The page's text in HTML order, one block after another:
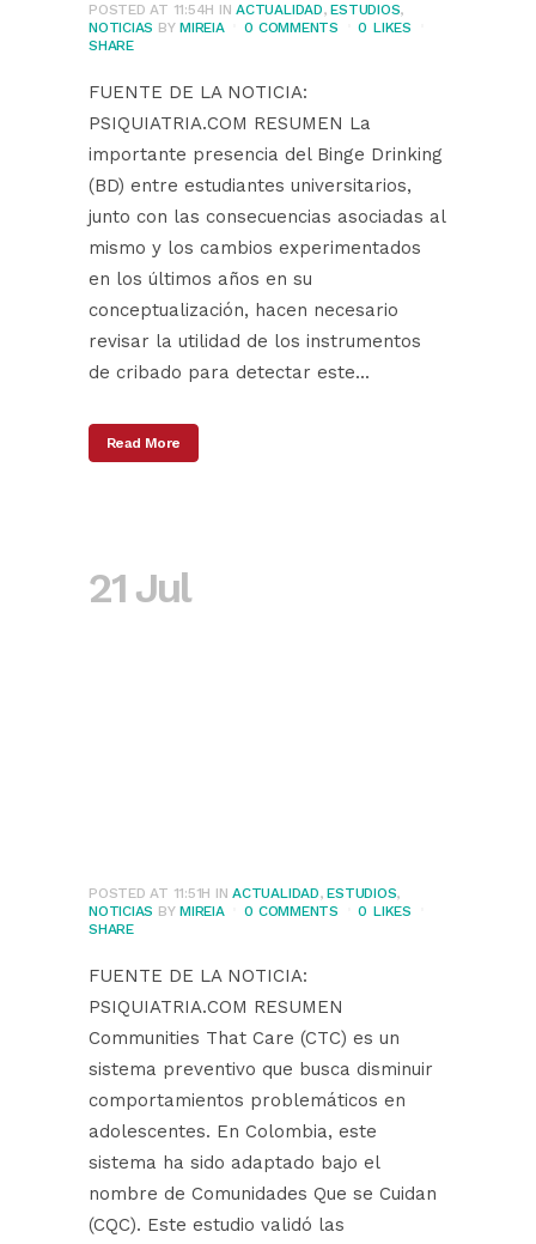
POSTED AT 11:54H INACTUALIDAD,ESTUDIOS,
NOTICIAS BYMIREIA 0 COMMENTS 0 LIKES
SHARE
FUENTE DE LA NOTICIA:
PSIQUIATRIA.COM RESUMEN La
importante presencia del Binge Drinking
(BD) entre estudiantes universitarios,
junto con las consecuencias asociadas al
mismo y los cambios experimentados
en los últimos años en su
conceptualización, hacen necesario
revisar la utilidad de los instrumentos
de cribado para detectar este...
Read More
21 Jul
POSTED AT 11:51H INACTUALIDAD,ESTUDIOS,
NOTICIAS BYMIREIA 0 COMMENTS 0 LIKES
SHARE
FUENTE DE LA NOTICIA:
PSIQUIATRIA.COM RESUMEN
Communities That Care (CTC) es un
sistema preventivo que busca disminuir
comportamientos problemáticos en
adolescentes. En Colombia, este
sistema ha sido adaptado bajo el
nombre de Comunidades Que se Cuidan
(CQC). Este estudio validó las